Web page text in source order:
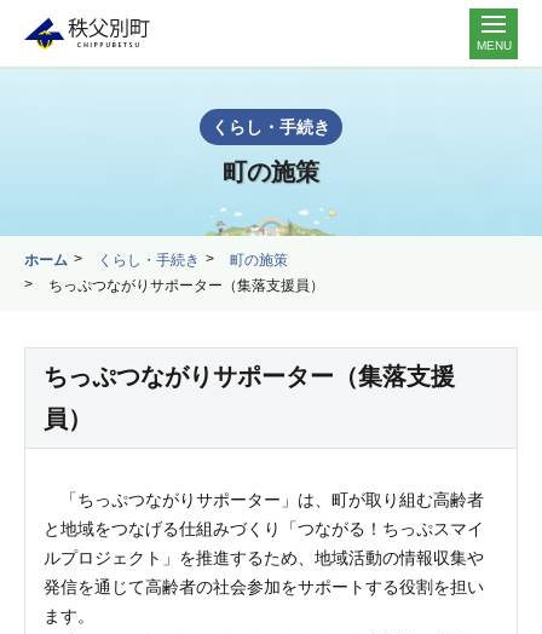
MENU
くらし・手続き
町の施策
ホーム くらし・手続き
町の施策
ちっぷつながりサポーター（集落支援員）
ちっぷつながりサポーター（集落支援
員）
「ちっぷつながりサポーター」は、町が取り組む高齢者
と地域をつなげる仕組みづくり「つながる！ちっぷスマイ
ルプロジェクト」を推進するため、地域活動の情報収集や
発信を通じて高齢者の社会参加をサポートする役割を担い
ます。